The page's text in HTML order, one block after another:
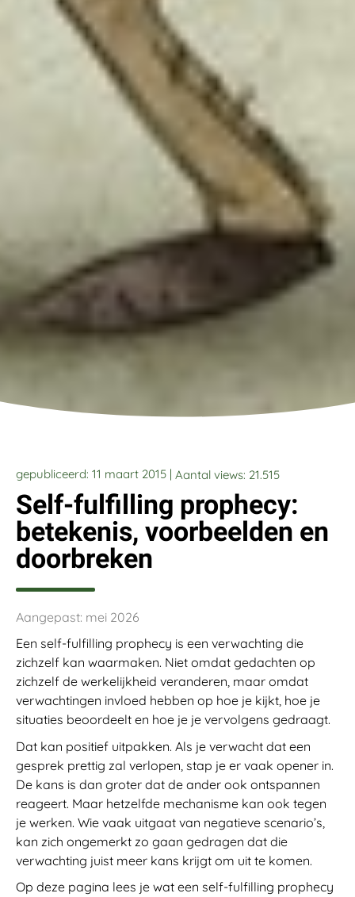
gepubliceerd: 11 maart 2015 | Aantal views: 21.515
Self-fulfilling prophecy:
betekenis, voorbeelden en
doorbreken
Aangepast: mei 2026
Een self-fulfilling prophecy is een verwachting die
zichzelf kan waarmaken. Niet omdat gedachten op
zichzelf de werkelijkheid veranderen, maar omdat
verwachtingen invloed hebben op hoe je kijkt, hoe je
situaties beoordeelt en hoe je je vervolgens gedraagt.
Dat kan positief uitpakken. Als je verwacht dat een
gesprek prettig zal verlopen, stap je er vaak opener in.
De kans is dan groter dat de ander ook ontspannen
reageert. Maar hetzelfde mechanisme kan ook tegen
je werken. Wie vaak uitgaat van negatieve scenario’s,
kan zich ongemerkt zo gaan gedragen dat die
verwachting juist meer kans krijgt om uit te komen.
Op deze pagina lees je wat een self-fulfilling prophecy